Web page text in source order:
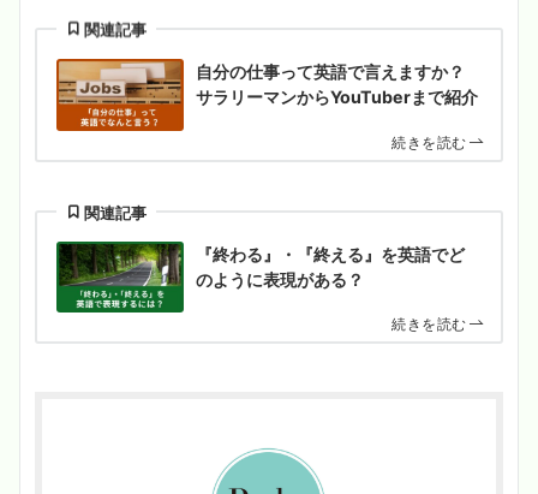
関連記事
自分の仕事って英語で言えますか？
サラリーマンからYouTuberまで紹介
続きを読む
関連記事
『終わる』・『終える』を英語でど
のように表現がある？
続きを読む